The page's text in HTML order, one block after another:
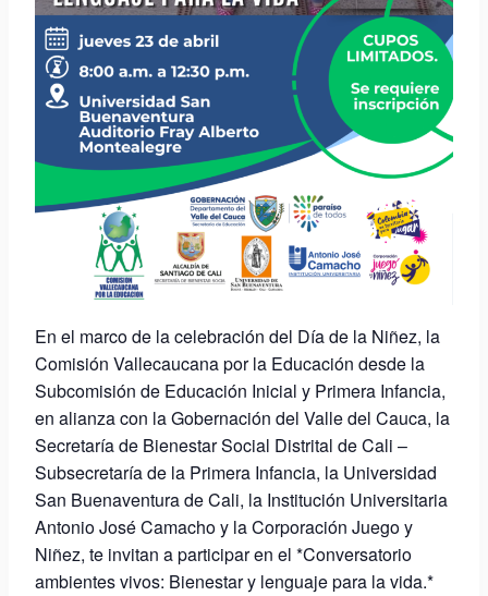
En el marco de la celebración del Día de la Niñez, la
Comisión Vallecaucana por la Educación desde la
Subcomisión de Educación Inicial y Primera Infancia,
en alianza con la Gobernación del Valle del Cauca, la
Secretaría de Bienestar Social Distrital de Cali –
Subsecretaría de la Primera Infancia, la Universidad
San Buenaventura de Cali, la Institución Universitaria
Antonio José Camacho y la Corporación Juego y
Niñez, te invitan a participar en el *Conversatorio
ambientes vivos: Bienestar y lenguaje para la vida.*